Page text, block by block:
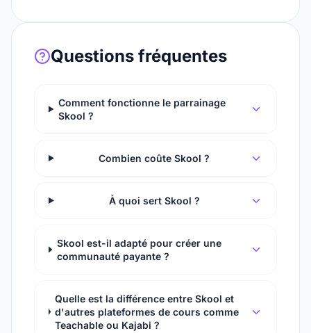
Questions fréquentes
Comment fonctionne le parrainage
Skool ?
Combien coûte Skool ?
À quoi sert Skool ?
Skool est-il adapté pour créer une
communauté payante ?
Quelle est la différence entre Skool et
d'autres plateformes de cours comme
Teachable ou Kajabi ?